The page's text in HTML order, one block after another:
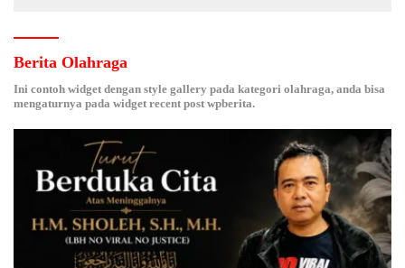
Berita Olahraga
Ini contoh widget dengan style gallery pada kategori olahraga, anda bisa
mengaturnya pada widget recent post wpberita.